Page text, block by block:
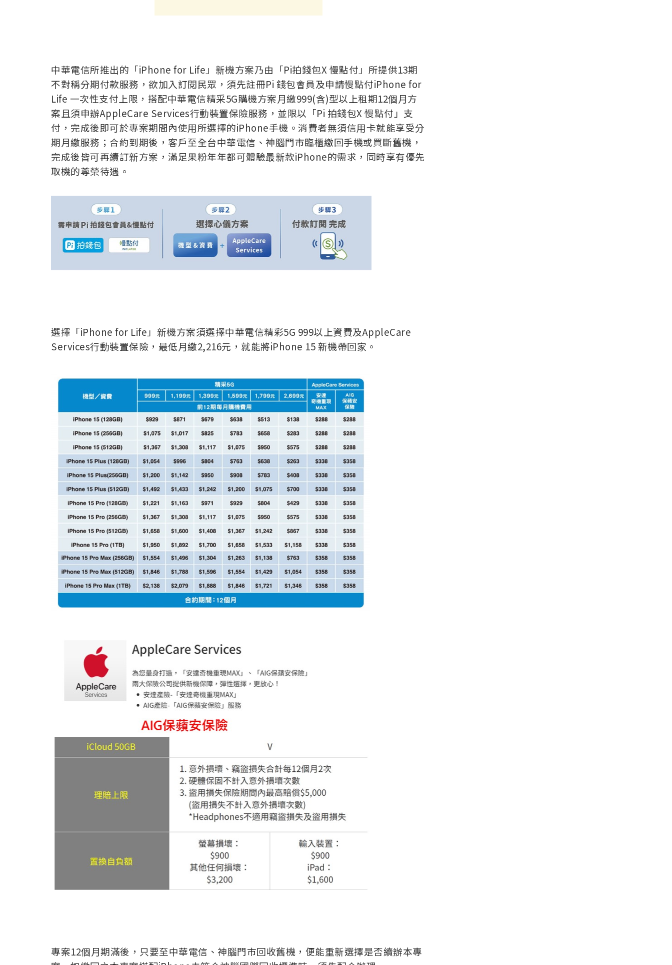
中華電信所推出的「iPhone for Life」新機方案乃由「Pi拍錢包X 慢點付」所提供13期
不對稱分期付款服務，欲加入訂閱民眾，須先註冊Pi 錢包會員及申請慢點付iPhone for
Life 一次性支付上限，搭配中華電信精采5G購機方案月繳999(含)型以上租期12個月方
案且須申辦AppleCare Services行動裝置保險服務，並限以「Pi 拍錢包X 慢點付」支
付，完成後即可於專案期間內使用所選擇的iPhone手機。消費者無須信用卡就能享受分
期月繳服務；合約到期後，客戶至全台中華電信、神腦門市臨櫃繳回手機或買斷舊機，
完成後皆可再續訂新方案，滿足果粉年年都可體驗最新款iPhone的需求，同時享有優先
取機的尊榮待遇。
選擇「iPhone for Life」新機方案須選擇中華電信精彩5G 999以上資費及AppleCare
Services行動裝置保險，最低月繳2,216元，就能將iPhone 15 新機帶回家。
專案12個月期滿後，只要至中華電信、神腦門市回收舊機，便能重新選擇是否續辦本專